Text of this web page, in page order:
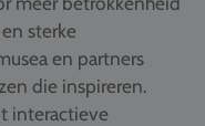
sterke
en partners
die inspireren.
interactieve